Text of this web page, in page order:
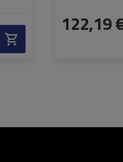
122,19